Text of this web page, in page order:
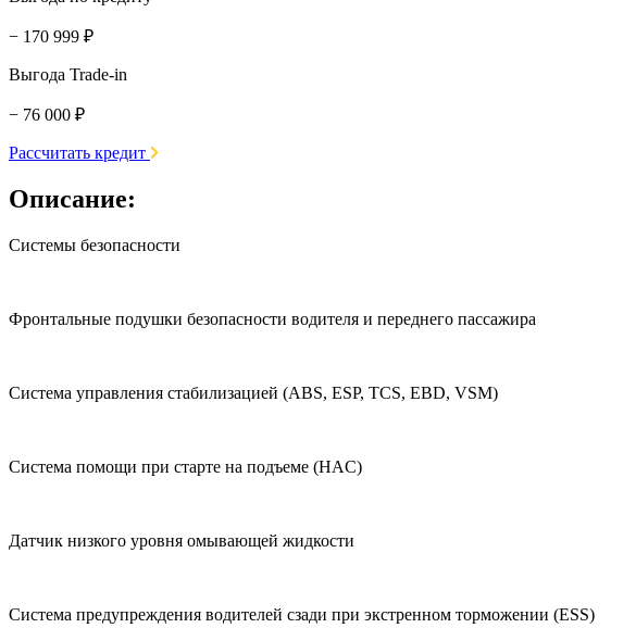
− 170 999 ₽
Выгода Trade-in
− 76 000 ₽
Рассчитать кредит
Описание:
Системы безопасности
Фронтальные подушки безопасности водителя и переднего пассажира
Система управления стабилизацией (ABS, ESP, TCS, EBD, VSM)
Система помощи при старте на подъеме (HAC)
Датчик низкого уровня омывающей жидкости
Система предупреждения водителей сзади при экстренном торможении (ESS)